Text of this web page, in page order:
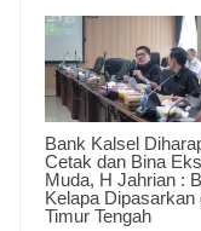
Bank Kalsel
Cetak dan Bina
Muda, H Jahrian :
Kelapa Dipasarkan
Timur Tengah